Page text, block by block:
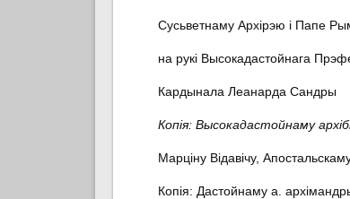
Сусьветнаму Архірэю і Папе
на рукі Высокадастойнага
Кардынала Леанарда Сандры
Копія: Высокадастойнаму
Марціну Відавічу,
Копія: Дастойнаму а.